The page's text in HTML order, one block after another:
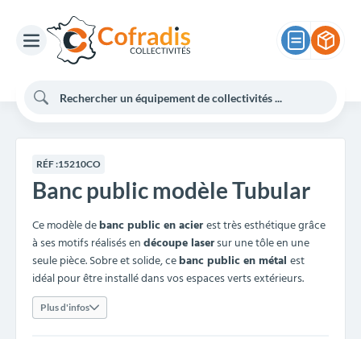
RÉF :15210CO
Banc public modèle Tubular
Ce modèle debanc public en acierest très esthétique grâce
à ses motifs réalisés endécoupe lasersur une tôle en une
seule pièce. Sobre et solide, cebanc public en métal est
idéal pour être installé dans vos espaces verts extérieurs.
Plus d'infos